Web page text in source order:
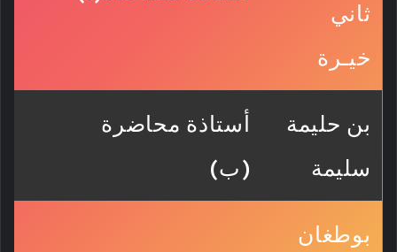
ثاني
خيـرة
بن حليمة
سليمة
أستاذة محاضرة
(ب)
بوطغان